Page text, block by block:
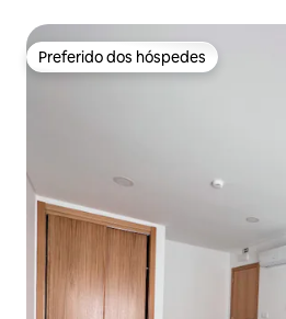
Preferido dos hóspedes
Preferido dos hóspedes